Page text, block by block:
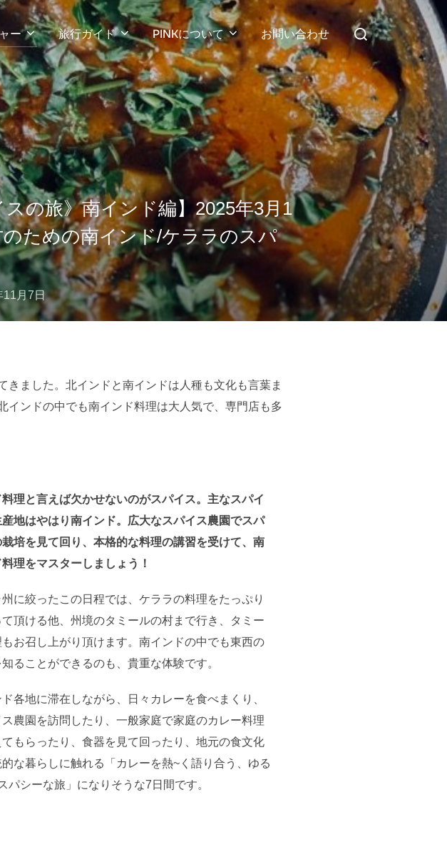
ー 旅行ガイド PINKについて お問い合わせ
検
索
対
象:
の旅》南インド編】2025年3月1
ための南インド/ケララのスパ
11月7日
ました。北インドと南インドは人種も文化も言葉ま
ンドの中でも南インド料理は大人気で、専門店も多
料理と言えば欠かせないのがスパイス。主なスパイ
産地はやはり南インド。広大なスパイス農園でスパ
栽培を見て回り、本格的な料理の講習を受けて、南
理をマスターしましょう！
に絞ったこの日程では、ケララの料理をたっぷり
て頂ける他、州境のタミールの村まで行き、タミー
もお召し上がり頂けます。南インドの中でも東西の
ることができるのも、貴重な体験です。
各地に滞在しながら、日々カレーを食べまくり、
ス農園を訪問したり、一般家庭で家庭のカレー料理
てもらったり、食器を見て回ったり、地元の食文化
な暮らしに触れる「カレーを熱~く語り合う、ゆる
パシーな旅」になりそうな7日間です。